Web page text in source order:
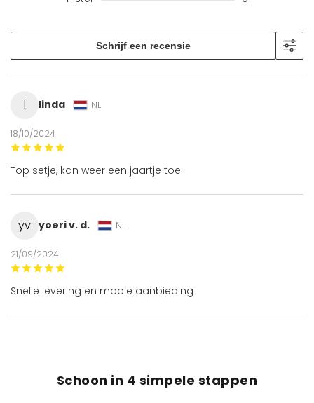
Schrijf een recensie
l linda NL
18/10/2024
Top setje, kan weer een jaartje toe
yv yoeri v. d. NL
21/09/2024
Snelle levering en mooie aanbieding
Schoon in 4 simpele stappen